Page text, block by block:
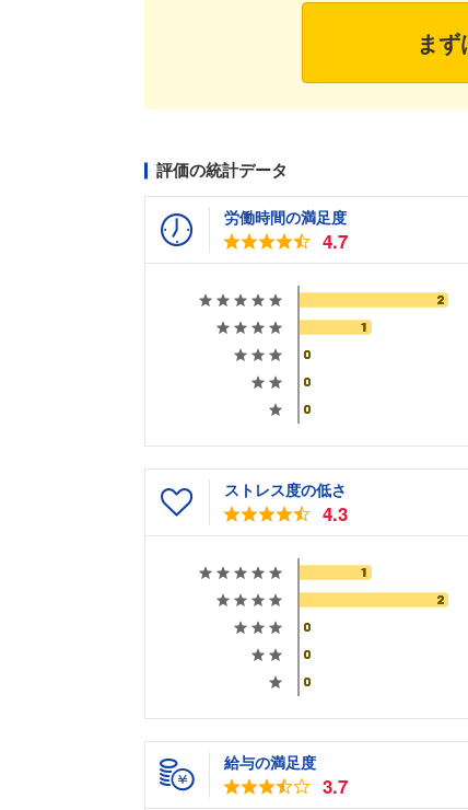
まず
評価の統計データ
労働時間の満足度
4.7
ストレス度の低さ
4.3
給与の満足度
3.7